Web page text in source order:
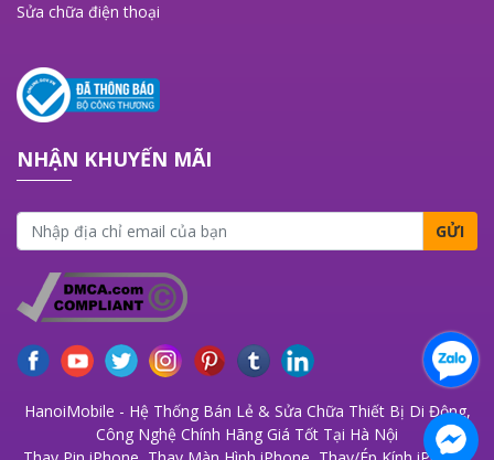
Sửa chữa điện thoại
NHẬN KHUYẾN MÃI
GỬI
HanoiMobile - Hệ Thống Bán Lẻ & Sửa Chữa Thiết Bị Di Động,
Công Nghệ Chính Hãng Giá Tốt Tại Hà Nội